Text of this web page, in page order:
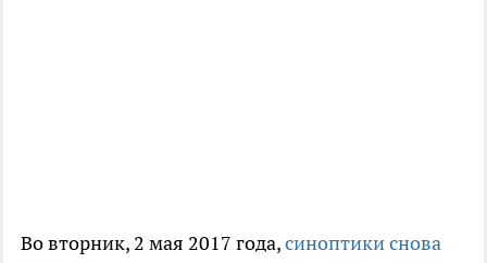
Во вторник, 2 мая 2017 года,синоптики снова